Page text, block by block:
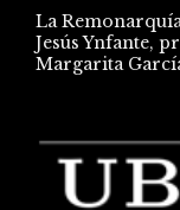
La
Jesús Ynfante,
Margarita